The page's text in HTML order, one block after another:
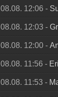
08.08. 12:06 -
08.08. 12:03 -
08.08. 12:00 -
08.08. 11:56 -
08.08. 11:53 -